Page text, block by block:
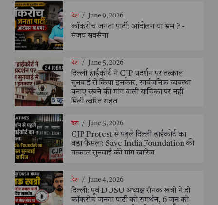
देश / June 9, 2026
कॉकरोच जनता पार्टी: आंदोलन या भ्रम ? -
संजय सक्सैना
देश / June 5, 2026
दिल्ली हाईकोर्ट ने CJP प्रदर्शन पर तत्काल
सुनवाई से किया इनकार, सार्वजनिक व्यवस्था
बनाए रखने की मांग वाली याचिका पर नहीं
मिली त्वरित राहत
देश / June 5, 2026
CJP Protest से पहले दिल्ली हाईकोर्ट का
बड़ा फैसला: Save India Foundation की
तत्काल सुनवाई की मांग खारिज
देश / June 4, 2026
दिल्ली: पूर्व DUSU अध्यक्ष रौनक खत्री ने दी
कॉकरोच जनता पार्टी को समर्थन, 6 जून को